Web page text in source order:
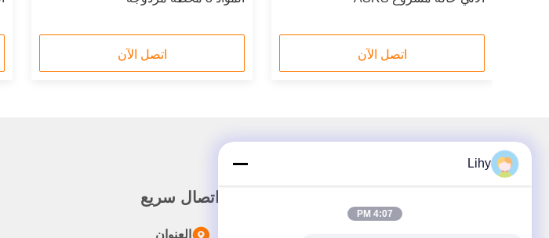
اتصل الآن اتصل الآن
اتصال سريع
العنوان
Lihy
4:07 PM